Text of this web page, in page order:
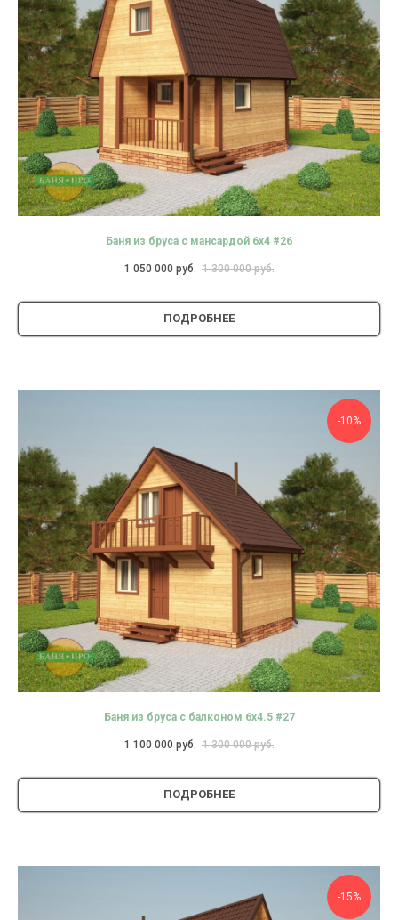
Баня из бруса с мансардой 6х4 #26
1 050 000 руб. 1 300 000 руб.
ПОДРОБНЕЕ
-10%
Баня из бруса с балконом 6х4.5 #27
1 100 000 руб. 1 300 000 руб.
ПОДРОБНЕЕ
-15%